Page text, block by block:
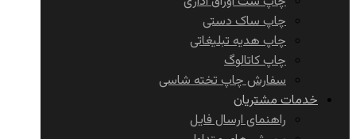
چاپ ساک دستی
چاپ هدیه تبلیغاتی
چاپ کاتالوگ
سفارش چاپ تخته شاسی
خدمات مشتریان
راهنمای ارسال فایل